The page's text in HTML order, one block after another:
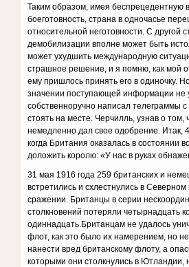
Таким образом, имея беспрецедентную
боеготовность, страна в одночасье
относительной неготовности. С другой
демобилизации вполне может быть
может ухудшить международную
страшное решение, и я помню, как мой
ему пришлось принять его в одиночку.
значении поступающей информации не
собственноручно написал телеграммы
стоять на месте. Черчилль, узнав о том,
немедленно дал свое одобрение. Итак, 4
когда Британия оказалась в состоянии
доложить королю: «У нас в руках
31 мая 1916 года 259 британских и
встретились и схлестнулись в
сражении. Британцы в серии
столкновений потеряли четырнадцать
одиннадцать.Британцам не удалось
флот, как это было их намерением, но
нанести вред британскому флоту, а
которыми они столкнулись в Ютландии,